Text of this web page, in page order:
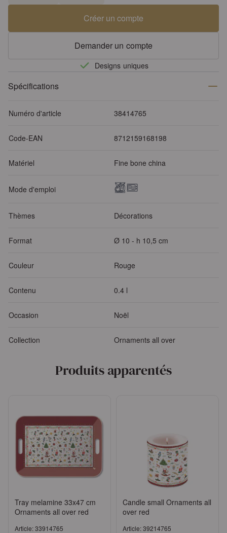
Créer un compte
Demander un compte
Designs uniques
Spécifications
Numéro d'article 38414765
Code-EAN 8712159168198
Matériel Fine bone china
Mode d'emploi
Thèmes Décorations
Format Ø 10 - h 10,5 cm
Couleur Rouge
Contenu 0.4 l
Occasion Noël
Collection Ornaments all over
Produits apparentés
Tray melamine 33x47 cm
Ornaments all over red
Article: 33914765
Candle small Ornaments all
over red
Article: 39214765